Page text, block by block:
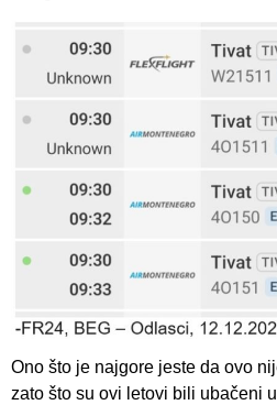
Ono što je najgore jeste da ovo
zato što su ovi letovi bili ubačeni